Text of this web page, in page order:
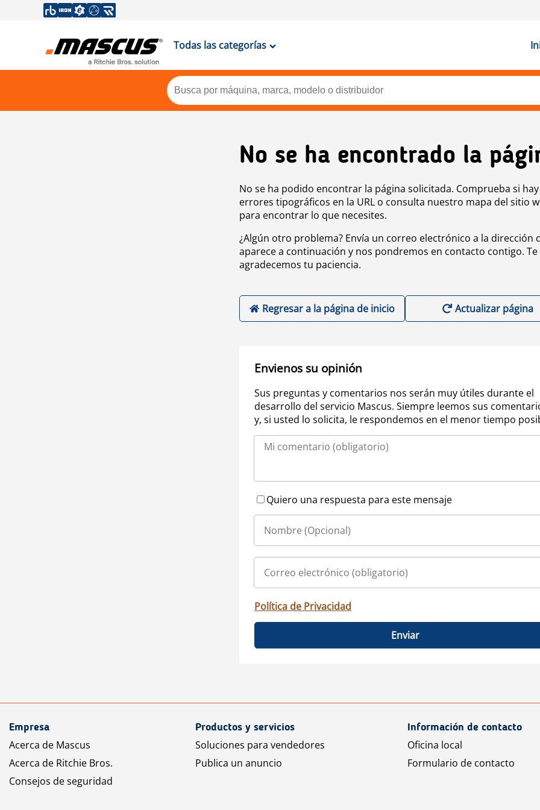
Todas las categorías
No se ha encontrado la
No se ha podido encontrar la página solicitada. Comprueba si hay
errores tipográficos en la URL o consulta nuestro mapa del sitio
para encontrar lo que necesites.
¿Algún otro problema? Envía un correo electrónico a la dirección
aparece a continuación y nos pondremos en contacto contigo. Te
agradecemos tu paciencia.
Regresar a la página de inicio Actualizar página
Envienos su opinión
Sus preguntas y comentarios nos serán muy útiles durante el
desarrollo del servicio Mascus. Siempre leemos sus
y, si usted lo solicita, le respondemos en el menor tiempo
Quiero una respuesta para este mensaje
Política de Privacidad
Enviar
Empresa
Acerca de Mascus
Acerca de Ritchie Bros.
Consejos de seguridad
Productos y servicios
Soluciones para vendedores
Publica un anuncio
Información de contacto
Oficina local
Formulario de contacto